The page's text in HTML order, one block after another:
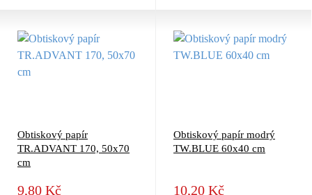
Obtiskový papír
TR.ADVANT 170, 50x70
cm
9,80 Kč
Obtiskový papír modrý
TW.BLUE 60x40 cm
10,20 Kč